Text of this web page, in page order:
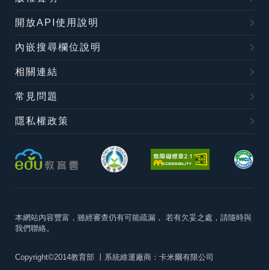
開放API使用說明
內嵌搜尋欄位說明
相關連結
常見問題
隱私權政策
本網站內容豐富，雖經審查仍有可能疏漏， 若有欠妥之處，請隨時與
我們聯絡。
Copyright©2014教育部 丨系統維運廠商：卡米爾有限公司